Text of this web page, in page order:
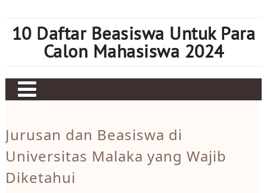
content
10 Daftar Beasiswa Untuk Para
Calon Mahasiswa 2024
Sbobet
Judi bola
Mahjong Ways 2
Jurusan dan Beasiswa di
Universitas Malaka yang Wajib
Diketahui